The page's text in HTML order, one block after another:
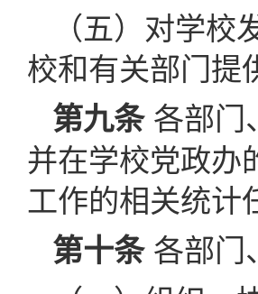
（五）对学
校和有关部门提
第九条各部门
并在学校党政办
工作的相关统计
第十条各部门